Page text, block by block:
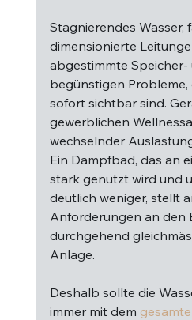
Stagnierendes Wasser,
dimensionierte
abgestimmte
begünstigen
sofort sichtbar sind.
gewerblichen
wechselnder
Ein Dampfbad, das an
stark genutzt wird und
deutlich weniger, stellt
Anforderungen an den
durchgehend
Anlage.
Deshalb sollte die
immer mit dem